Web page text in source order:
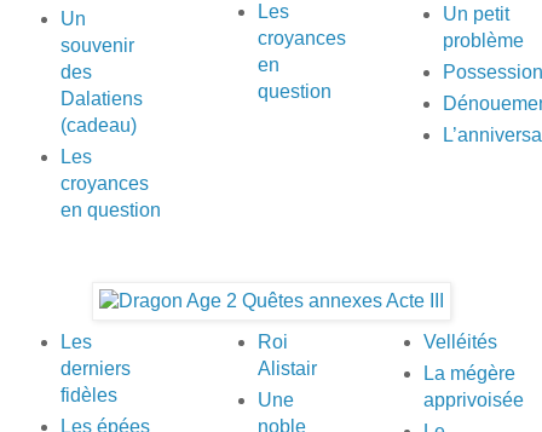
Un
souvenir
des
Dalatiens
(cadeau)
Les
croyances
en question
Les
croyances
en
question
Un petit
problème
Possession
Les
derniers
fidèles
Les épées
Roi
Alistair
Une
noble
Velléités
La mégère
apprivoisée